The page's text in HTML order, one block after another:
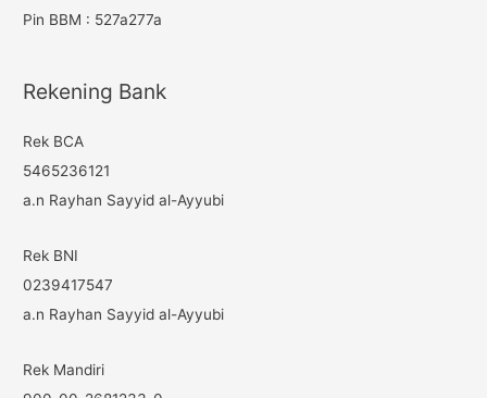
rPin BBM : 527a277a
Rekening Bank
Rek BCA
5465236121
a.n Rayhan Sayyid al-Ayyubi
Rek BNI
0239417547
a.n Rayhan Sayyid al-Ayyubi
Rek Mandiri